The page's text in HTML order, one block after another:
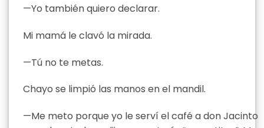
—Yo también quiero declarar.
Mi mamá le clavó la mirada.
—Tú no te metas.
Chayo se limpió las manos en el mandil.
—Me meto porque yo le serví el café a don Jacinto